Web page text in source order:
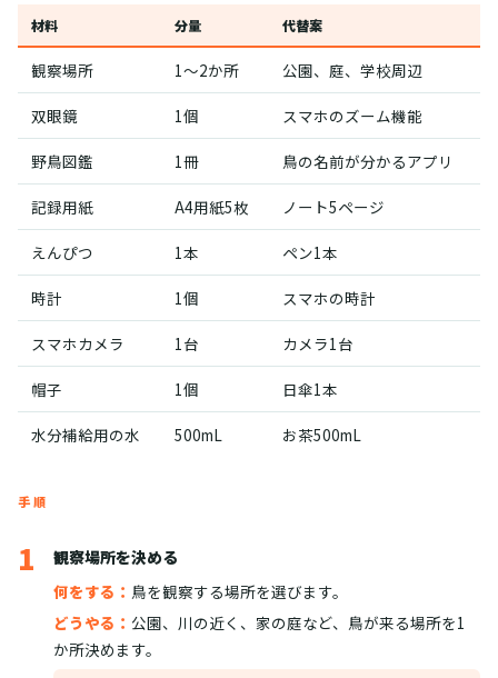
材料 分量 代替案
観察場所 1〜2か所 公園、庭、学校周辺
双眼鏡 1個 スマホのズーム機能
野鳥図鑑 1冊 鳥の名前が分かるアプリ
記録用紙 A4用紙5枚 ノート5ページ
えんぴつ 1本 ペン1本
時計 1個 スマホの時計
スマホカメラ 1台 カメラ1台
帽子 1個 日傘1本
水分補給用の水 500mL お茶500mL
手順
1
観察場所を決める
何をする： 鳥を観察する場所を選びます。
どうやる： 公園、川の近く、家の庭など、鳥が来る場所を1
か所決めます。